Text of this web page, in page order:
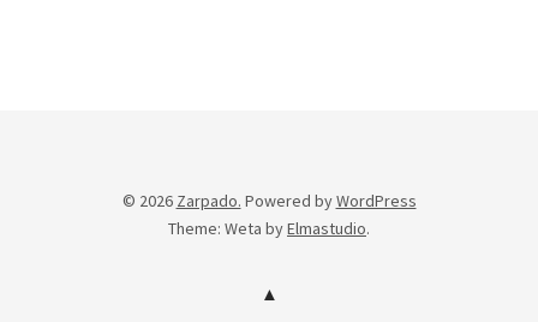
© 2026 Zarpado. Powered byWordPress
Theme: Weta byElmastudio.